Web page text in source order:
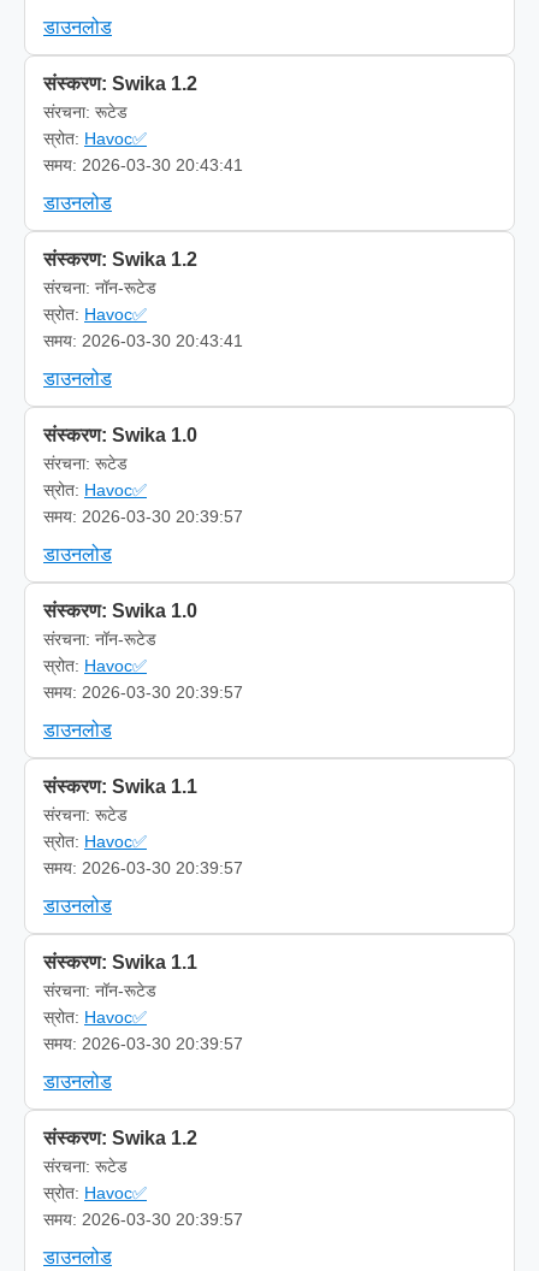
डाउनलोड
संस्करण: Swika 1.2
संरचना: रूटेड
स्रोत: Havoc✅
समय: 2026-03-30 20:43:41
डाउनलोड
संस्करण: Swika 1.2
संरचना: नॉन-रूटेड
स्रोत: Havoc✅
समय: 2026-03-30 20:43:41
डाउनलोड
संस्करण: Swika 1.0
संरचना: रूटेड
स्रोत: Havoc✅
समय: 2026-03-30 20:39:57
डाउनलोड
संस्करण: Swika 1.0
संरचना: नॉन-रूटेड
स्रोत: Havoc✅
समय: 2026-03-30 20:39:57
डाउनलोड
संस्करण: Swika 1.1
संरचना: रूटेड
स्रोत: Havoc✅
समय: 2026-03-30 20:39:57
डाउनलोड
संस्करण: Swika 1.1
संरचना: नॉन-रूटेड
स्रोत: Havoc✅
समय: 2026-03-30 20:39:57
डाउनलोड
संस्करण: Swika 1.2
संरचना: रूटेड
स्रोत: Havoc✅
समय: 2026-03-30 20:39:57
डाउनलोड